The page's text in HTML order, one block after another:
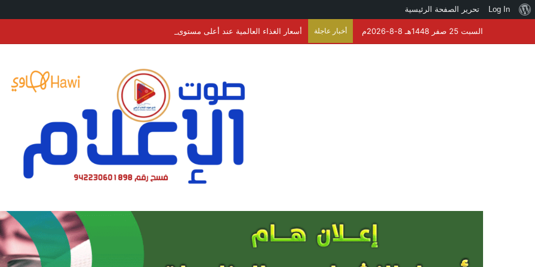
نبذة
ووردبريس
Log In تحرير الصفحة الرئيسية
السبت 25 صفر 1448هـ 8-8-2026م أخبار عاجلة أسعار الغذاء العالمية عند أعلى مستوى في أكثر من 3 سنوات.. الحبوب والسكر والزيوت النباتية تقود الارتفاع